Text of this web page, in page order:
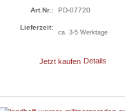
Art.Nr.: PD-07720
Lieferzeit:
ca. 3-5 Werktage
Jetzt kaufen Details